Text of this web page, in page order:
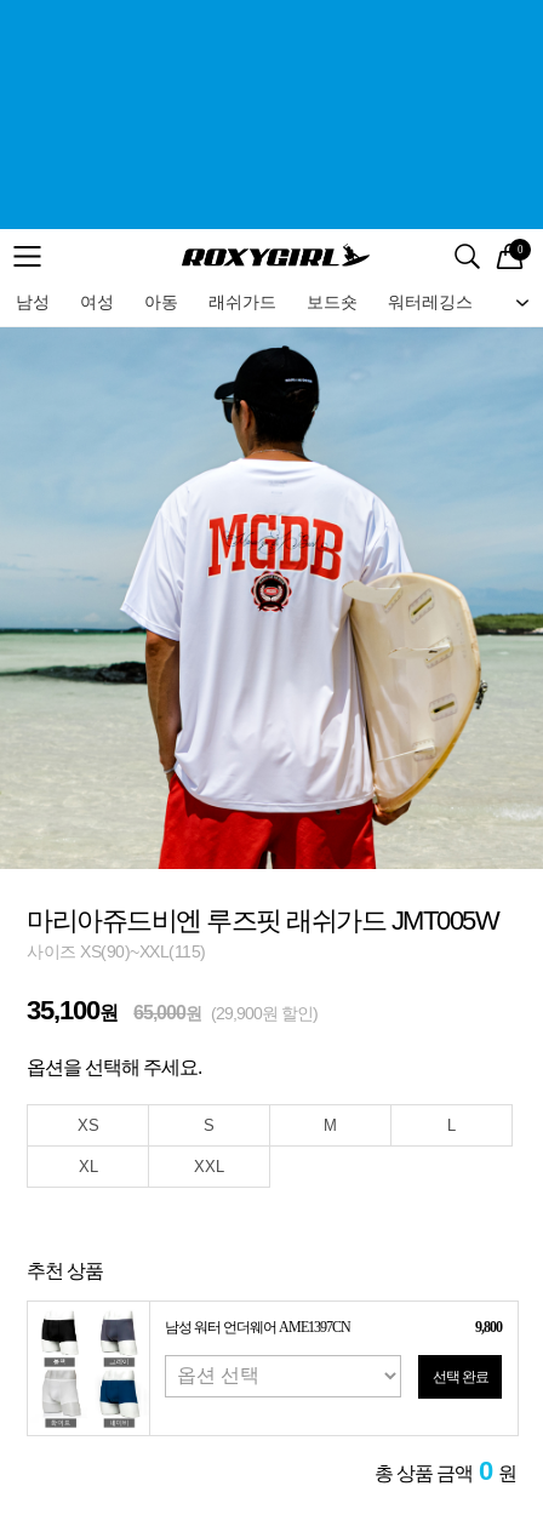
메뉴 검색
로고 0
남성 여성 아동 래쉬가드 보드숏 워터레깅스 비
메뉴
마리아쥬드비엔 루즈핏 래쉬가드 JMT005W
사이즈 XS(90)~XXL(115)
35,100원 65,000원 (29,900원 할인)
옵션을 선택해 주세요.
XS S M L
XL XXL
추천 상품
남성 워터 언더웨어 AME1397CN 9,800
선택 완료
총 상품 금액 0 원